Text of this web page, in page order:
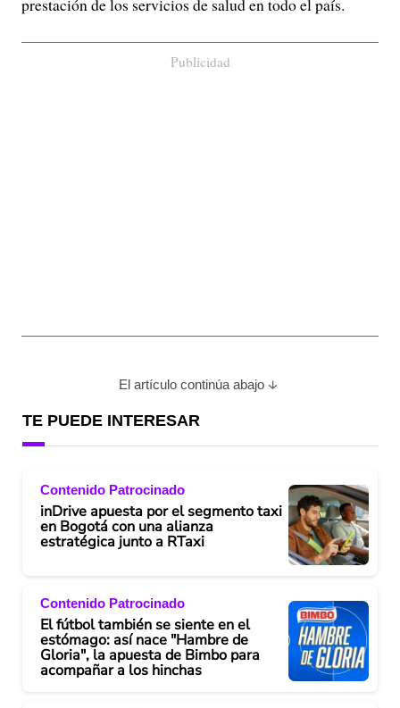
prestación de los servicios de salud en todo el país.
Publicidad
El artículo continúa abajo
TE PUEDE INTERESAR
Contenido Patrocinado
inDrive apuesta por el segmento taxi
en Bogotá con una alianza
estratégica junto a RTaxi
Contenido Patrocinado
El fútbol también se siente en el
estómago: así nace "Hambre de
Gloria", la apuesta de Bimbo para
acompañar a los hinchas